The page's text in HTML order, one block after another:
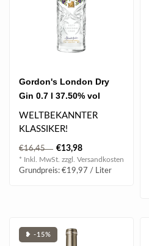
Gordon's London Dry
Gin 0.7 l 37.50% vol
WELTBEKANNTER
KLASSIKER!
Vom Schotten Alexander
Gordon 1769 in London
gegründe..
€16,45 €13,98
* Inkl. MwSt. zzgl. Versandkosten
Grundpreis: €19,97 / Liter
❥ -15%